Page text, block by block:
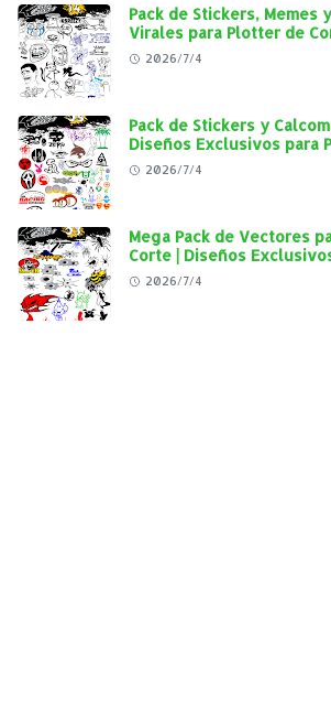
Pack de Stickers, Memes
Virales para Plotter de
Alta Calidad
2026/7/4
Pack de Stickers y
Diseños Exclusivos para
Personalización
2026/7/4
Mega Pack de Vectores
Corte | Diseños
Personalización
2026/7/4